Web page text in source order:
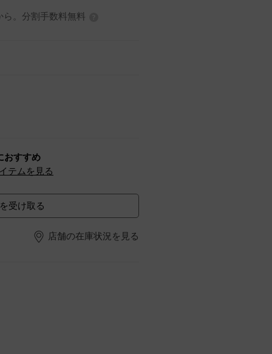
。分割手数料無料
おすすめ
テムを見る
受け取る
店舗の在庫状況を見る